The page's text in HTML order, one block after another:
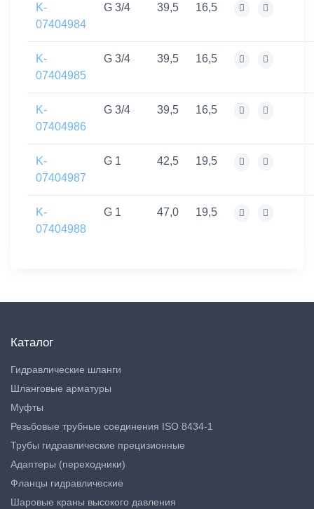
K-
07404984
G 3/4 39,5 16,5
K-
07404985
G 3/4 39,5 16,5
K-
07404986
G 3/4 39,5 16,5
K-
07404987
G 1 42,5 19,5
K-
07404988
G 1 47,0 19,5
Каталог
Гидравлические шланги
Шланговые арматуры
Муфты
Резьбовые трубные соединения ISO 8434-1
Трубы гидравлические прецизионные
Адаптеры (переходники)
Фланцы гидравлические
Шаровые краны высокого давления